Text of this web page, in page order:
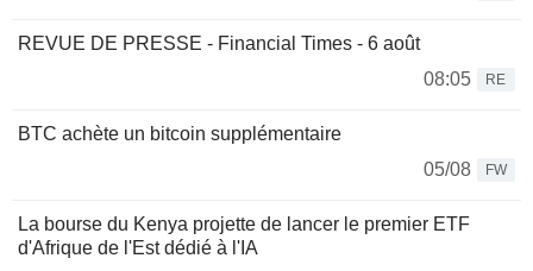
REVUE DE PRESSE - Financial Times - 6 août
08:05
RE
BTC achète un bitcoin supplémentaire
05/08
FW
La bourse du Kenya projette de lancer le premier ETF
d'Afrique de l'Est dédié à l'IA